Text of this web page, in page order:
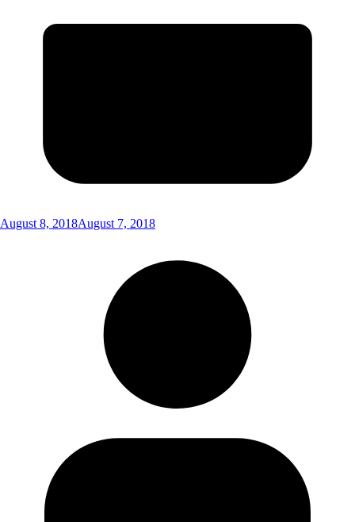
August 8, 2018August 7, 2018